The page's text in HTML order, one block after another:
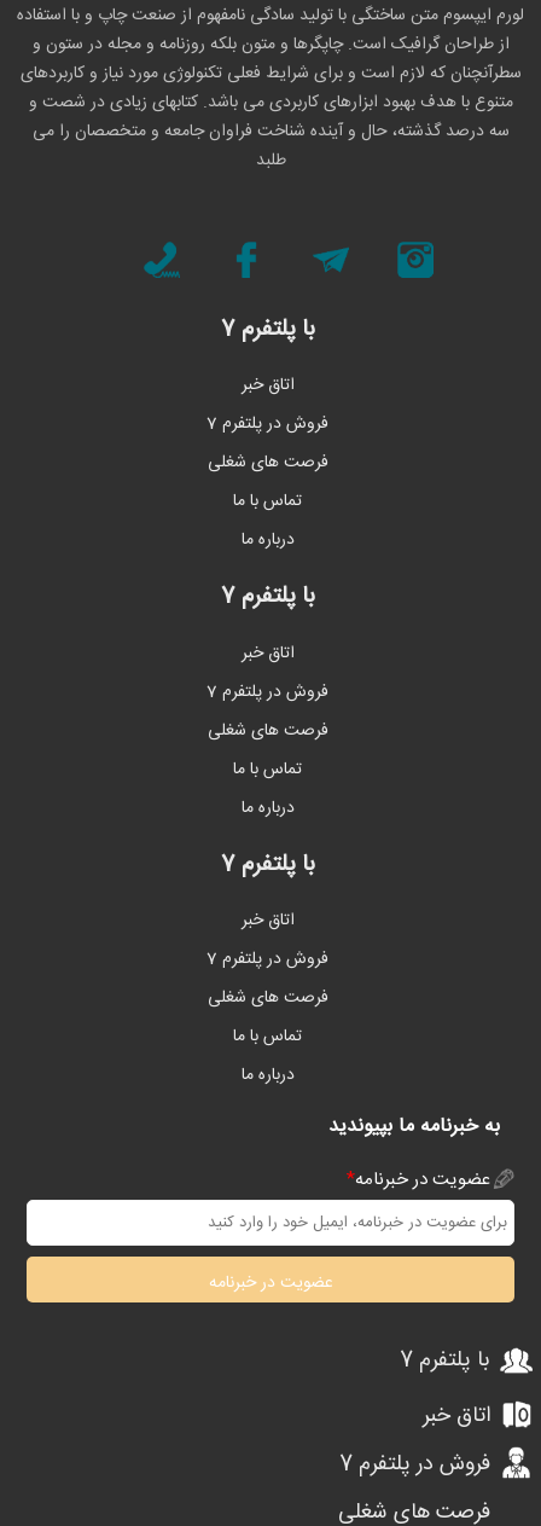
لورم ایپسوم متن ساختگی با تولید سادگی نامفهوم از صنعت چاپ و با استفاده
از طراحان گرافیک است. چاپگرها و متون بلکه روزنامه و مجله در ستون و
سطرآنچنان که لازم است و برای شرایط فعلی تکنولوژی مورد نیاز و کاربردهای
متنوع با هدف بهبود ابزارهای کاربردی می باشد. کتابهای زیادی در شصت و
سه درصد گذشته، حال و آینده شناخت فراوان جامعه و متخصصان را می
طلبد
با پلتفرم 7
اتاق خبر
فروش در پلتفرم 7
فرصت های شغلی
تماس با ما
درباره ما
با پلتفرم 7
اتاق خبر
فروش در پلتفرم 7
فرصت های شغلی
تماس با ما
درباره ما
با پلتفرم 7
اتاق خبر
فروش در پلتفرم 7
فرصت های شغلی
تماس با ما
درباره ما
به خبرنامه ما بپیوندید
عضویت در خبرنامه*
عضویت در خبرنامه
با پلتفرم 7
اتاق خبر
فروش در پلتفرم 7
فرصت های شغلی